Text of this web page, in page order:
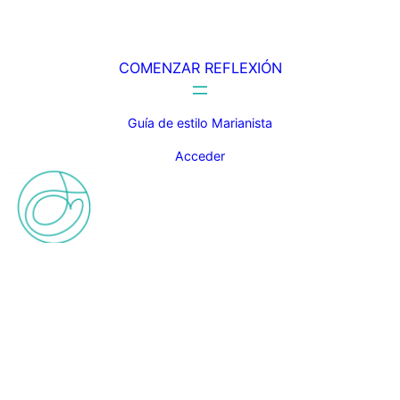
COMENZAR REFLEXIÓN
Guía de estilo Marianista
Acceder